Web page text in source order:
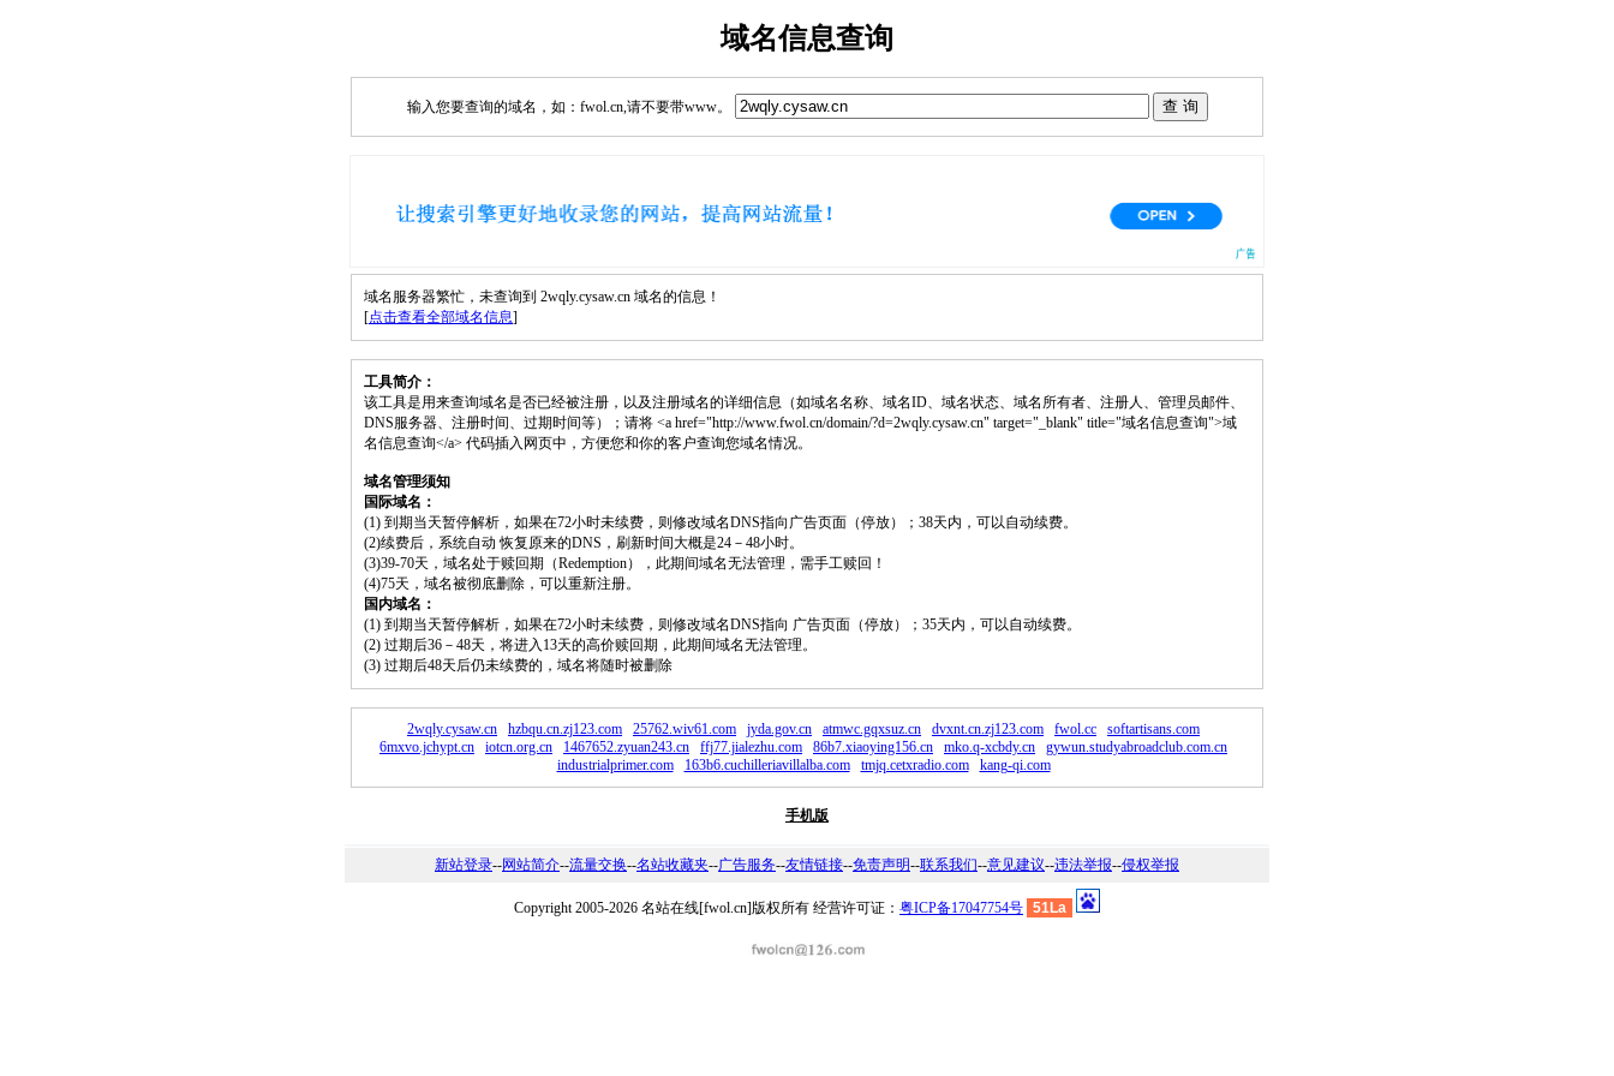
域名信息查询
输入您要查询的域名，如：fwol.cn,请不要带www。
域名服务器繁忙，未查询到 2wqly.cysaw.cn 域名的信息！
[点击查看全部域名信息]
工具简介：
该工具是用来查询域名是否已经被注册，以及注册域名的详细信息（如域名名称、域名ID、域名状态、域名所有者、注册人、管理员邮件、
DNS服务器、注册时间、过期时间等）；请将 <a href="http://www.fwol.cn/domain/?d=2wqly.cysaw.cn" target="_blank" title="域名信息查询">域
名信息查询</a> 代码插入网页中，方便您和你的客户查询您域名情况。
域名管理须知
国际域名：
(1) 到期当天暂停解析，如果在72小时未续费，则修改域名DNS指向广告页面（停放）；38天内，可以自动续费。
(2)续费后，系统自动 恢复原来的DNS，刷新时间大概是24－48小时。
(3)39-70天，域名处于赎回期（Redemption），此期间域名无法管理，需手工赎回！
(4)75天，域名被彻底删除，可以重新注册。
国内域名：
(1) 到期当天暂停解析，如果在72小时未续费，则修改域名DNS指向 广告页面（停放）；35天内，可以自动续费。
(2) 过期后36－48天，将进入13天的高价赎回期，此期间域名无法管理。
(3) 过期后48天后仍未续费的，域名将随时被删除
2wqly.cysaw.cn hzbqu.cn.zj123.com 25762.wiv61.com jyda.gov.cn atmwc.gqxsuz.cn dvxnt.cn.zj123.com fwol.cc
softartisans.com
6mxvo.jchypt.cn
iotcn.org.cn 1467652.zyuan243.cn ffj77.jialezhu.com 86b7.xiaoying156.cn mko.q-xcbdy.cn
gywun.studyabroadclub.com.cn
industrialprimer.com
163b6.cuchilleriavillalba.com tmjq.cetxradio.com kang-qi.com
手机版
新站登录--网站简介--流量交换--名站收藏夹--广告服务--友情链接--免责声明--联系我们--意见建议--违法举报--侵权举报
Copyright 2005-2026 名站在线[fwol.cn]版权所有 经营许可证： 粤ICP备17047754号 51La